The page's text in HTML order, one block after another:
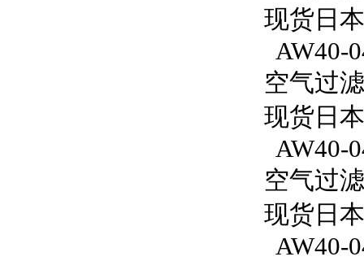
现货日
AW40-
空气过
现货日
AW40-
空气过
现货日
AW40-